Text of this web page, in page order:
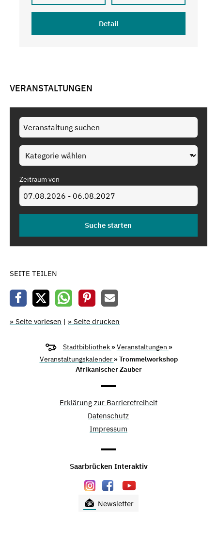
Detail
VERANSTALTUNGEN
Zeitraum von
SEITE TEILEN
» Seite vorlesen | » Seite drucken
Stadtbibliothek »Veranstaltungen »
Veranstaltungskalender » Trommelworkshop
Afrikanischer Zauber
Erklärung zur Barrierefreiheit
Datenschutz
Impressum
Saarbrücken Interaktiv
Newsletter